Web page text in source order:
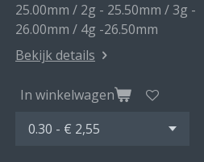
25.00mm / 2g - 25.50mm / 3g -
26.00mm / 4g -26.50mm
Bekijk details
In winkelwagen